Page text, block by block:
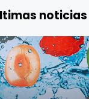
noticias